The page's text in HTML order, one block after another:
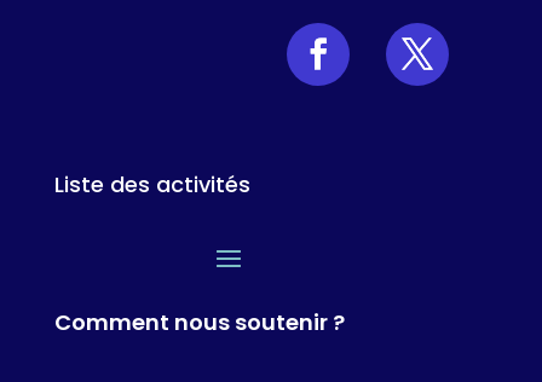
Liste des activités
Comment nous soutenir ?